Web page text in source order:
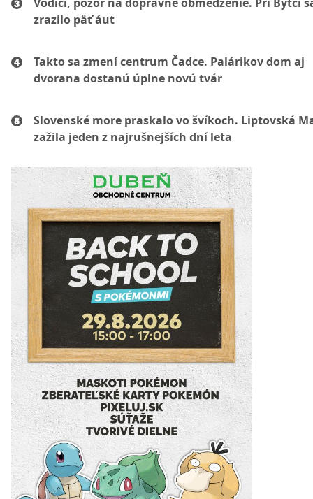
zrazilo päť áut
Takto sa zmení centrum Čadce. Palárikov dom aj
dvorana dostanú úplne novú tvár
Slovenské more praskalo vo švíkoch. Liptovská
zažila jeden z najrušnejších dní leta